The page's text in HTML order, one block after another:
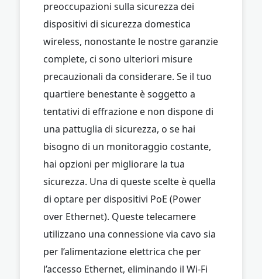
preoccupazioni sulla sicurezza dei
dispositivi di sicurezza domestica
wireless, nonostante le nostre garanzie
complete, ci sono ulteriori misure
precauzionali da considerare. Se il tuo
quartiere benestante è soggetto a
tentativi di effrazione e non dispone di
una pattuglia di sicurezza, o se hai
bisogno di un monitoraggio costante,
hai opzioni per migliorare la tua
sicurezza. Una di queste scelte è quella
di optare per dispositivi PoE (Power
over Ethernet). Queste telecamere
utilizzano una connessione via cavo sia
per l’alimentazione elettrica che per
l’accesso Ethernet, eliminando il Wi-Fi